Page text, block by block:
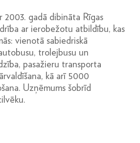
2003. gadā dibināta Rīgas
ar ierobežotu atbildību, kas
vienotā sabiedriskā
trolejbusu un
pasažieru transporta
kā arī 5000
Uzņēmums šobrīd